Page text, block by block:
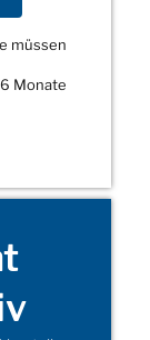
müssen
Monate